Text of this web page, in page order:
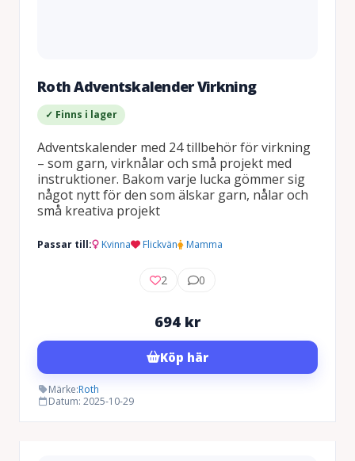
Roth Adventskalender Virkning
✓ Finns i lager
Adventskalender med 24 tillbehör för virkning
– som garn, virknålar och små projekt med
instruktioner. Bakom varje lucka gömmer sig
något nytt för den som älskar garn, nålar och
små kreativa projekt
Passar till: Kvinna Flickvän Mamma
2 0
694 kr
Köp här
Märke:Roth
Datum: 2025-10-29